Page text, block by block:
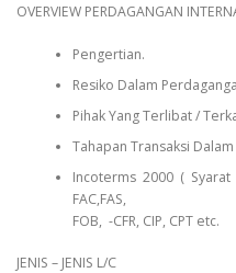
OVERVIEW PERDAGANGAN
Pengertian.
Resiko Dalam
Pihak Yang Terlibat /
Tahapan Transaksi
Incoterms 2000 ( Syarat
FAC,FAS,
FOB, -CFR, CIP, CPT etc.
JENIS – JENIS L/C